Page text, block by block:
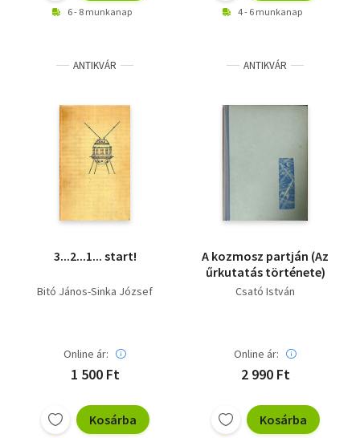
6 - 8 munkanap 4 - 6 munkanap
ANTIKVÁR
3...2...1... start!
Bitó János-Sinka József
Online ár:
1 500 Ft
Kosárba
ANTIKVÁR
A kozmosz partján (Az
űrkutatás története)
Csató István
Online ár:
2 990 Ft
Kosárba